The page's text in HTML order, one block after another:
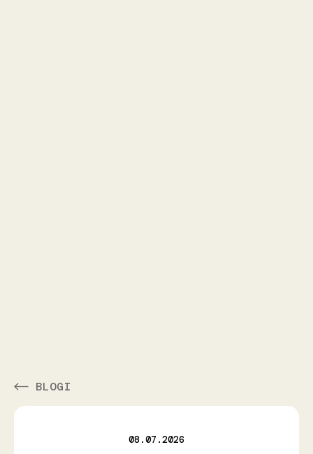
BLOGI
08.07.2026